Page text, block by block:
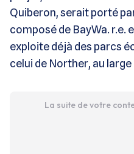
Quiberon, serait porté
composé de BayWa. r.e.
exploite déjà des parcs
celui de Norther, au large
La suite de votre